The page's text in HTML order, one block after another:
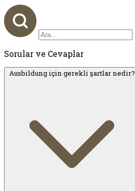
Sorular ve Cevaplar
Ausbildung için gerekli şartlar nedir?